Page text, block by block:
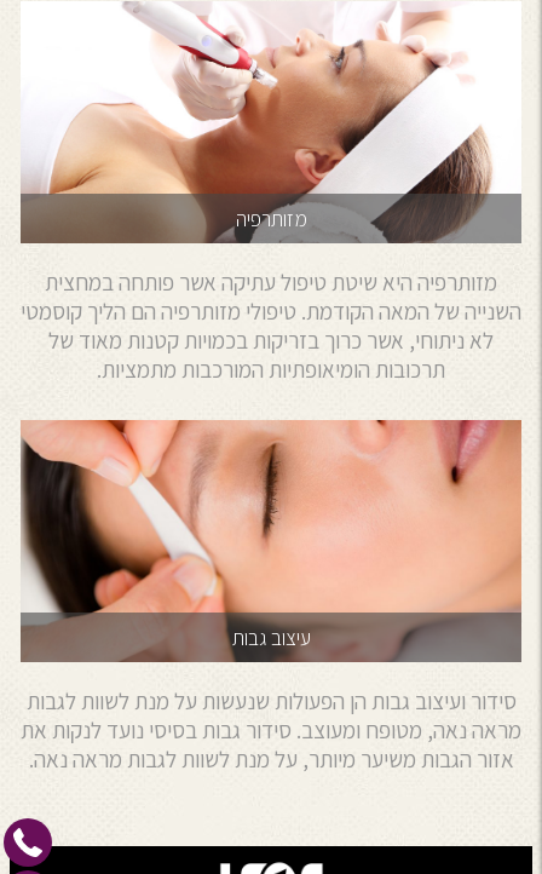
מזותרפיה
מזותרפיה היא שיטת טיפול עתיקה אשר פותחה במחצית
השנייה של המאה הקודמת. טיפולי מזותרפיה הם הליך קוסמטי
לא ניתוחי, אשר כרוך בזריקות בכמויות קטנות מאוד של
תרכובות הומיאופתיות המורכבות מתמציות.
עיצוב גבות
סידור ועיצוב גבות הן הפעולות שנעשות על מנת לשוות לגבות
מראה נאה, מטופח ומעוצב. סידור גבות בסיסי נועד לנקות את
אזור הגבות משיער מיותר, על מנת לשוות לגבות מראה נאה.